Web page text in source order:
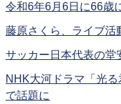
令和6年6月6日に66歳
藤原さくら、ライブ活
サッカー日本代表の堂
NHK大河ドラマ「光
で話題に